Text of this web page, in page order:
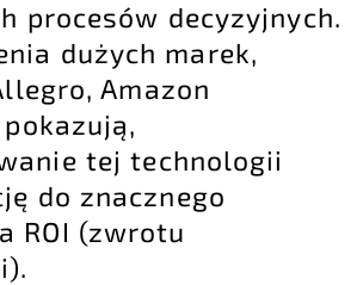
procesów decyzyjnych.
dużych marek,
Amazon
tej technologii
do znacznego
ROI (zwrotu
.